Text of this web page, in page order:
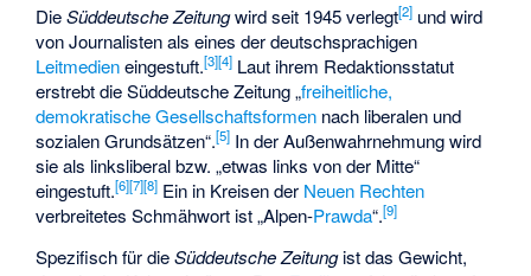
DieSüddeutsche Zeitungwird seit 1945 verlegt[2] und wird
von Journalisten als eines der deutschsprachigen
Leitmedieneingestuft.[3][4] Laut ihrem Redaktionsstatut
erstrebt die Süddeutsche Zeitung „freiheitliche,
demokratische Gesellschaftsformen nach liberalen und
sozialen Grundsätzen“.[5] In der Außenwahrnehmung wird
sie als linksliberal bzw. „etwas links von der Mitte“
eingestuft.[6][7][8] Ein in Kreisen der Neuen Rechten
verbreitetes Schmähwort ist „Alpen-Prawda“.[9]
Spezifisch für dieSüddeutsche Zeitungist das Gewicht,